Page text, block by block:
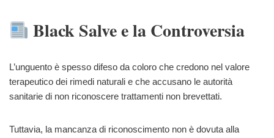
Black Salve e la Controversia
L’unguento è spesso difeso da coloro che credono nel valore
terapeutico dei rimedi naturali e che accusano le autorità
sanitarie di non riconoscere trattamenti non brevettati.
Tuttavia, la mancanza di riconoscimento non è dovuta alla